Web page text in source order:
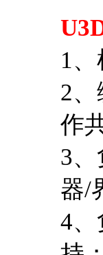
1
2
作
3
器/
4